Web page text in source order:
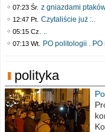
07:23 Śr. z gniazdami
12:47 Pt. Czytaliście już :..
05:15 Cz. ..
07:13 Wt. PO politologii .
polityka